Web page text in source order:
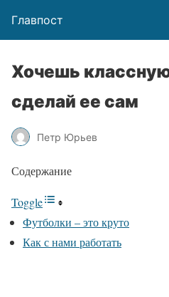
Главпост
Хочешь
сделай ее сам
Петр Юрьев
Содержание
Toggle
Футболки – это круто
Как с нами работать